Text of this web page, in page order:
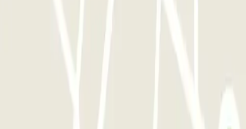
pode entrar e sair do parque de
vezes que quiser.